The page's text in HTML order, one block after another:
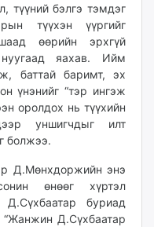
түүний бэлгэ тэмдэг
түүхэн үүргийг
өөрийн эрхгүй
яахав. Ийм
баттай баримт, эх
үнэнийг “тэр ингэж
оролдох нь түүхийн
уншигчдыг илт
болжээ.
Д.Мөнхдоржийн энэ
өнөөг хүртэл
буриад
“Жанжин Д.Сүхбаатар